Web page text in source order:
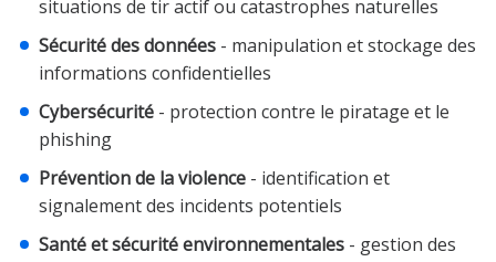
situations de tir actif ou catastrophes naturelles
Sécurité des données - manipulation et stockage des
informations confidentielles
Cybersécurité - protection contre le piratage et le
phishing
Prévention de la violence - identification et
signalement des incidents potentiels
Santé et sécurité environnementales - gestion des